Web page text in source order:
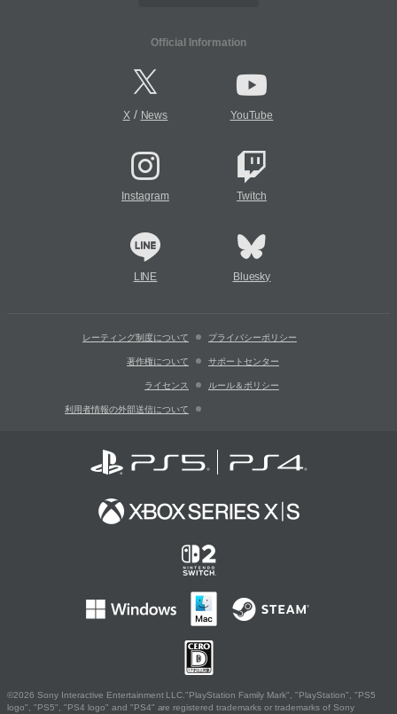
Official Information
X/ News YouTube
Instagram Twitch
LINE Bluesky
レーティング制度について プライバシーポリシー
著作権について サポートセンター
ライセンス ルール＆ポリシー
利用者情報の外部送信について
©2026 Sony Interactive Entertainment LLC."PlayStation Family Mark", "PlayStation", "PS5
logo", "PS5", "PS4 logo" and "PS4" are registered trademarks or trademarks of Sony